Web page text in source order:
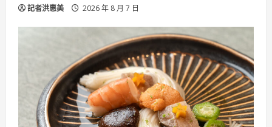
記者洪惠美 2026 年 8 月 7 日